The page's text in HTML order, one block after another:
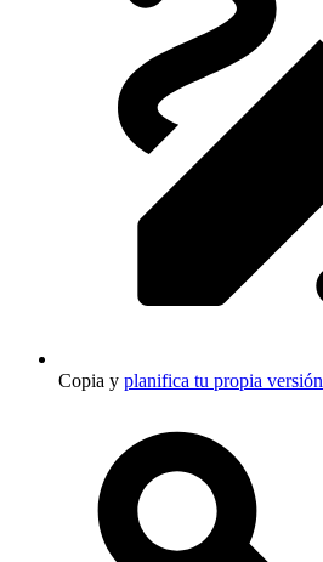
Copia y planifica tu propia versión